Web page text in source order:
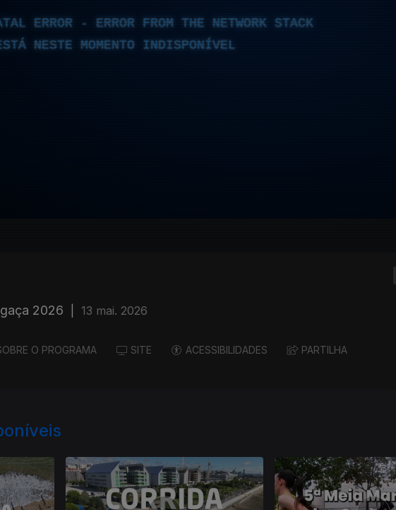
ERROR - ERROR FROM THE NETWORK STACK
NESTE MOMENTO INDISPONÍVEL
2026 13 mai. 2026
O PROGRAMA SITE ACESSIBILIDADES PARTILHA